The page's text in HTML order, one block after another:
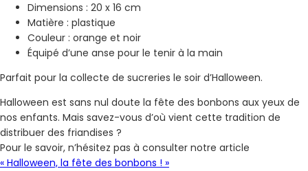
Dimensions : 20 x 16 cm
Matière : plastique
Couleur : orange et noir
Équipé d’une anse pour le tenir à la main
Parfait pour la collecte de sucreries le soir d’Halloween.
Halloween est sans nul doute la fête des bonbons aux yeux de
nos enfants. Mais savez-vous d’où vient cette tradition de
distribuer des friandises ?
Pour le savoir, n’hésitez pas à consulter notre article
« Halloween, la fête des bonbons ! »